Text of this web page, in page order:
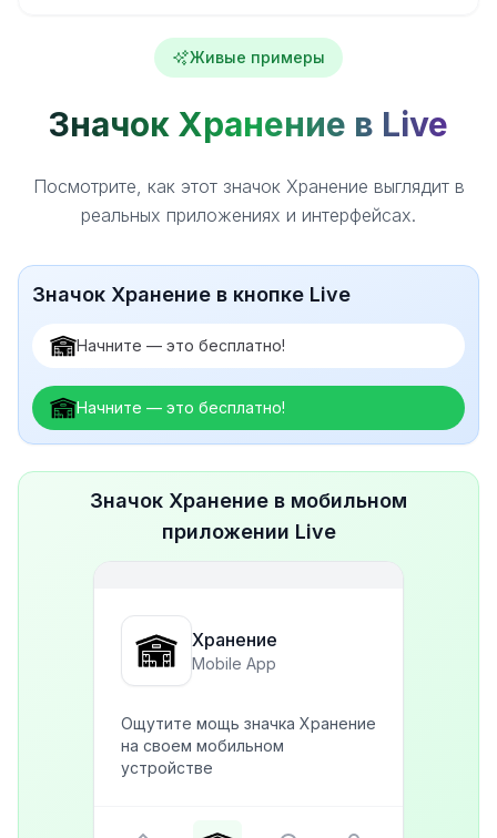
Живые примеры
Значок Хранение в Live
Посмотрите, как этот значок Хранение выглядит в
реальных приложениях и интерфейсах.
Значок Хранение в кнопке Live
Начните — это бесплатно!
Начните — это бесплатно!
Значок Хранение в мобильном
приложении Live
Хранение
Mobile App
Ощутите мощь значка Хранение
на своем мобильном
устройстве